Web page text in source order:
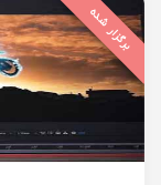
برگزار شده